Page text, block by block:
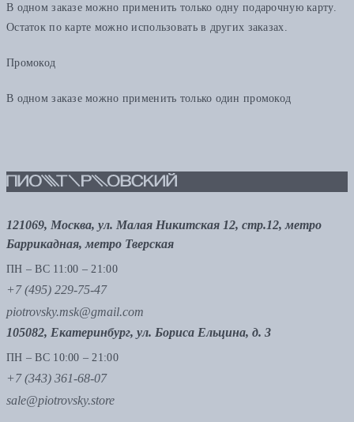
В одном заказе можно применить только одну подарочную карту.
Остаток по карте можно использовать в других заказах.
Промокод
В одном заказе можно применить только один промокод
121069, Москва, ул. Малая Никитская 12, стр.12, метро
Баррикадная, метро Тверская
ПН – ВС 11:00 – 21:00
+7 (495) 229-75-47
piotrovsky.msk@gmail.com
105082, Екатеринбург, ул. Бориса Ельцина, д. 3
ПН – ВС 10:00 – 21:00
+7 (343) 361-68-07
sale@piotrovsky.store